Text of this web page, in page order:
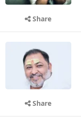
Share
Share